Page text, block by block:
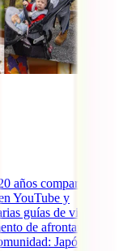
años compartiendo
YouTube y
guías de viaje a
de afrontar uno
Japón.